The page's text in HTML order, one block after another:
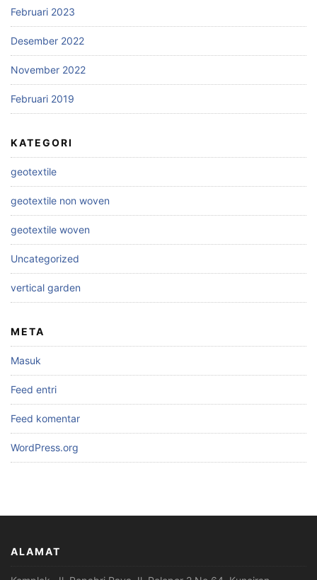
Februari 2023
Desember 2022
November 2022
Februari 2019
KATEGORI
geotextile
geotextile non woven
geotextile woven
Uncategorized
vertical garden
META
Masuk
Feed entri
Feed komentar
WordPress.org
ALAMAT